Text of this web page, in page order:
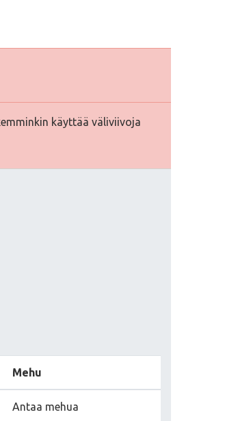
käyttää väliviivoja
Mehu
Antaa mehua